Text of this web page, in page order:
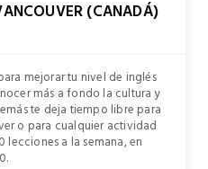
(CANADÁ)
mejorar tu nivel de inglés
más a fondo la cultura y
te deja tiempo libre para
o para cualquier actividad
lecciones a la semana, en